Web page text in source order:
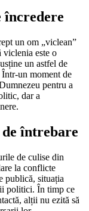
încredere
un om „viclean”
viclenia este o
un astfel de
un moment de
pentru a
dar a
întrebare
de culise din
la conflicte
publică, situația
politici. În timp ce
alții nu ezită să